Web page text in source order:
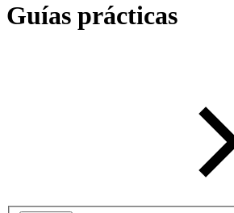
Guías prácticas